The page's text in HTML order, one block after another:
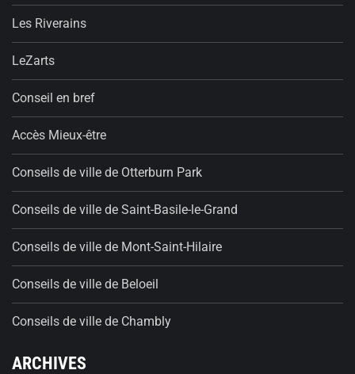
Les Riverains
LeZarts
Conseil en bref
Accès Mieux-être
Conseils de ville de Otterburn Park
Conseils de ville de Saint-Basile-le-Grand
Conseils de ville de Mont-Saint-Hilaire
Conseils de ville de Beloeil
Conseils de ville de Chambly
ARCHIVES